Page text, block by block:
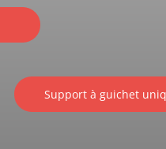
Support à guichet